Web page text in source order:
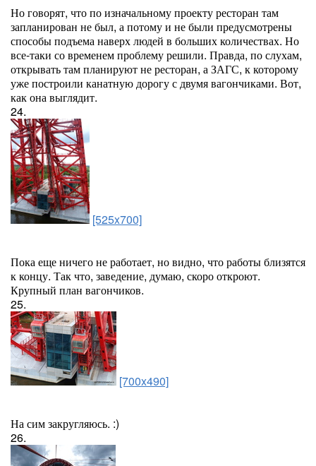
Но говорят, что по изначальному проекту ресторан там
запланирован не был, а потому и не были предусмотрены
способы подъема наверх людей в больших количествах. Но
все-таки со временем проблему решили. Правда, по слухам,
открывать там планируют не ресторан, а ЗАГС, к которому
уже построили канатную дорогу с двумя вагончиками. Вот,
как она выглядит.
24.
[525x700]
Пока еще ничего не работает, но видно, что работы близятся
к концу. Так что, заведение, думаю, скоро откроют.
Крупный план вагончиков.
25.
[700x490]
На сим закругляюсь. :)
26.